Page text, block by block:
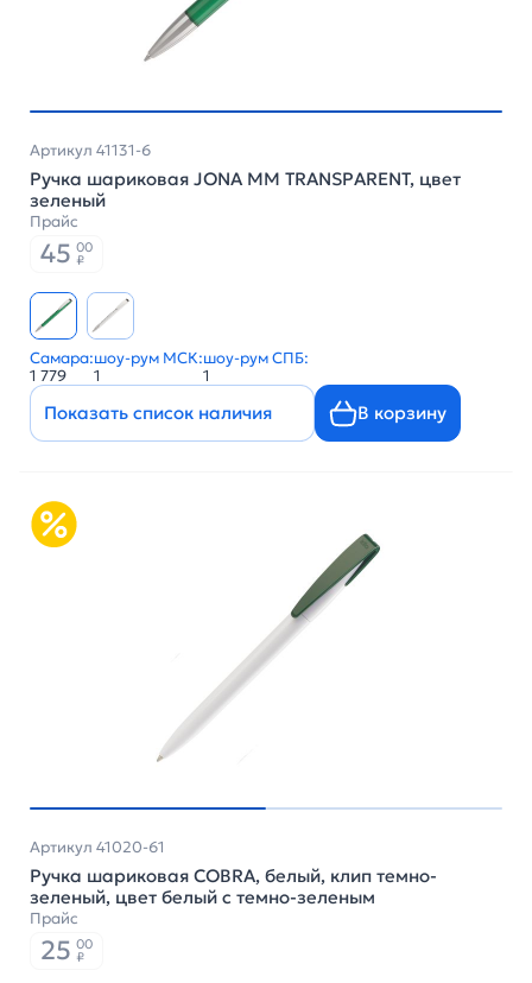
Артикул 41131-6
Ручка шариковая JONA MM TRANSPARENT, цвет
зеленый
Прайс
45 00
₽
Самара:
1 779
шоу-рум МСК:
1
шоу-рум СПБ:
1
Показать список наличия В корзину
Артикул 41020-61
Ручка шариковая COBRA, белый, клип темно-
зеленый, цвет белый с темно-зеленым
Прайс
25 00
₽